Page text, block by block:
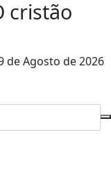
cristão
de Agosto de 2026